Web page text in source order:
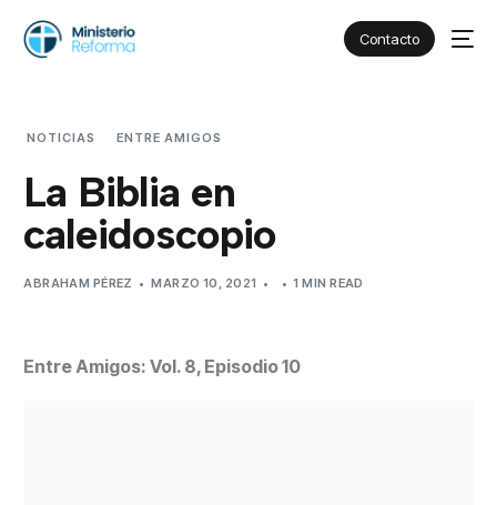
Contacto
NOTICIAS ENTRE AMIGOS
La Biblia en
caleidoscopio
ABRAHAM PÉREZ MARZO 10, 2021 1 MIN READ
Entre Amigos: Vol. 8, Episodio 10